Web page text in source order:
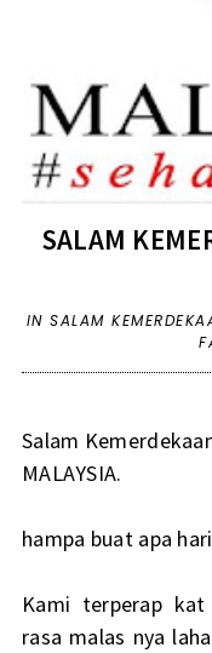
SALAM
IN SALAM
Salam
MALAYSIA.
hampa buat apa
Kami terperap
rasa malas nya